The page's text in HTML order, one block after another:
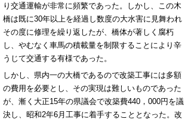
り交通運輸が非常に頻繁であった。しかし、この木
橋は既に30年以上を経過し数度の大水害に見舞われ
その度に修理を繰り返したが、橋体が著しく腐朽
し、やむなく車馬の積載量を制限することにより辛
うじて交通する有様であった。
しかし、県内一の大橋であるので改築工事には多額
の費用を必要とし、その実現は難しいものであった
が、漸く大正15年の県議会で改築費440，000円を議
決し、昭和2年6月工事に着手することとなった。改